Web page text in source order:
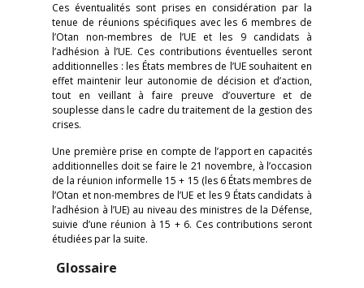
Ces éventualités sont prises en considération par la
tenue de réunions spécifiques avec les 6 membres de
l’Otan non-membres de l’UE et les 9 candidats à
l’adhésion à l’UE. Ces contributions éventuelles seront
additionnelles : les États membres de l’UE souhaitent en
effet maintenir leur autonomie de décision et d’action,
tout en veillant à faire preuve d’ouverture et de
souplesse dans le cadre du traitement de la gestion des
crises.
Une première prise en compte de l’apport en capacités
additionnelles doit se faire le 21 novembre, à l’occasion
de la réunion informelle 15 + 15 (les 6 États membres de
l’Otan et non-membres de l’UE et les 9 États candidats à
l’adhésion à l’UE) au niveau des ministres de la Défense,
suivie d’une réunion à 15 + 6. Ces contributions seront
étudiées par la suite.
Glossaire